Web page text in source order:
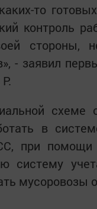
то
контроль
стороны,
- заявил
в
при помощи
систему
мусоровозы